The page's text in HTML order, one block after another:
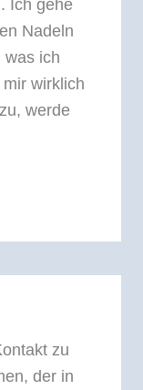
Ich gehe
Nadeln
was ich
wirklich
werde
zu
der in